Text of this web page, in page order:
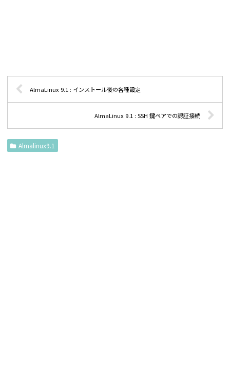
AlmaLinux 9.1 : インストール後の各種設定
AlmaLinux 9.1 : SSH 鍵ペアでの認証接続
Almalinux9.1